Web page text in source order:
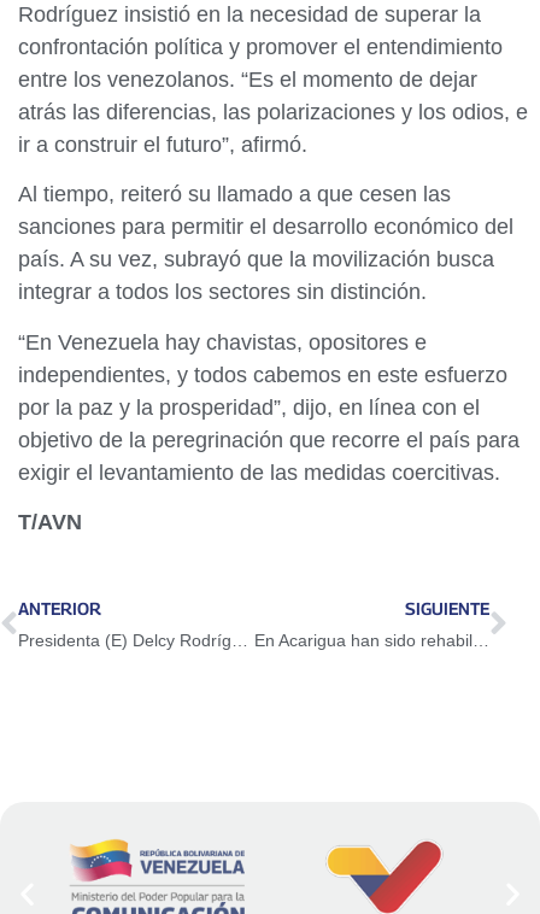
Rodríguez insistió en la necesidad de superar la
confrontación política y promover el entendimiento
entre los venezolanos. “Es el momento de dejar
atrás las diferencias, las polarizaciones y los odios, e
ir a construir el futuro”, afirmó.
Al tiempo, reiteró su llamado a que cesen las
sanciones para permitir el desarrollo económico del
país. A su vez, subrayó que la movilización busca
integrar a todos los sectores sin distinción.
“En Venezuela hay chavistas, opositores e
independientes, y todos cabemos en este esfuerzo
por la paz y la prosperidad”, dijo, en línea con el
objetivo de la peregrinación que recorre el país para
exigir el levantamiento de las medidas coercitivas.
T/AVN
ANTERIOR
Presidenta (E) Delcy Rodríguez se reúne en Barbados con la primera ministra Mia Mottley
SIGUIENTE
En Acarigua han sido rehabilitados 39 tramos de la red de aguas servidas